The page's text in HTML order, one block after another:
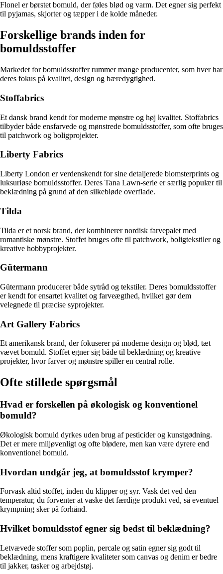
Flonel er børstet bomuld, der føles blød og varm. Det egner sig perfekt
til pyjamas, skjorter og tæpper i de kolde måneder.
Forskellige brands inden for
bomuldsstoffer
Markedet for bomuldsstoffer rummer mange producenter, som hver har
deres fokus på kvalitet, design og bæredygtighed.
Stoffabrics
Et dansk brand kendt for moderne mønstre og høj kvalitet. Stoffabrics
tilbyder både ensfarvede og mønstrede bomuldsstoffer, som ofte bruges
til patchwork og boligprojekter.
Liberty Fabrics
Liberty London er verdenskendt for sine detaljerede blomsterprints og
luksuriøse bomuldsstoffer. Deres Tana Lawn-serie er særlig populær til
beklædning på grund af den silkebløde overflade.
Tilda
Tilda er et norsk brand, der kombinerer nordisk farvepalet med
romantiske mønstre. Stoffet bruges ofte til patchwork, boligtekstiler og
kreative hobbyprojekter.
Gütermann
Gütermann producerer både sytråd og tekstiler. Deres bomuldsstoffer
er kendt for ensartet kvalitet og farveægthed, hvilket gør dem
velegnede til præcise syprojekter.
Art Gallery Fabrics
Et amerikansk brand, der fokuserer på moderne design og blød, tæt
vævet bomuld. Stoffet egner sig både til beklædning og kreative
projekter, hvor farver og mønstre spiller en central rolle.
Ofte stillede spørgsmål
Hvad er forskellen på økologisk og konventionel
bomuld?
Økologisk bomuld dyrkes uden brug af pesticider og kunstgødning.
Det er mere miljøvenligt og ofte blødere, men kan være dyrere end
konventionel bomuld.
Hvordan undgår jeg, at bomuldsstof krymper?
Forvask altid stoffet, inden du klipper og syr. Vask det ved den
temperatur, du forventer at vaske det færdige produkt ved, så eventuel
krympning sker på forhånd.
Hvilket bomuldsstof egner sig bedst til beklædning?
Letvævede stoffer som poplin, percale og satin egner sig godt til
beklædning, mens kraftigere kvaliteter som canvas og denim er bedre
til jakker, tasker og arbejdstøj.